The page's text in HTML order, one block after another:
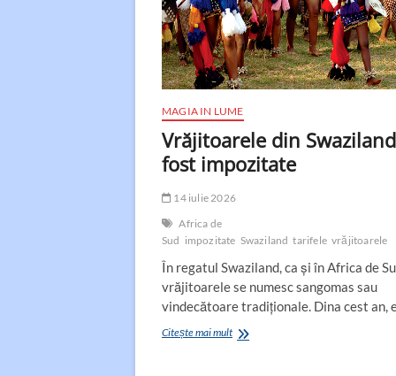
MAGIA IN LUME
Vrăjitoarele din
fost impozitate
14 iulie 2026
Africa de
Sud impozitate Swaziland tarifele vrăjitoarele
În regatul Swaziland, ca și în Africa de
vrăjitoarele se numesc sangomas sau
vindecătoare tradiționale. Dina cest an,
Citește mai multVrăjitoarele